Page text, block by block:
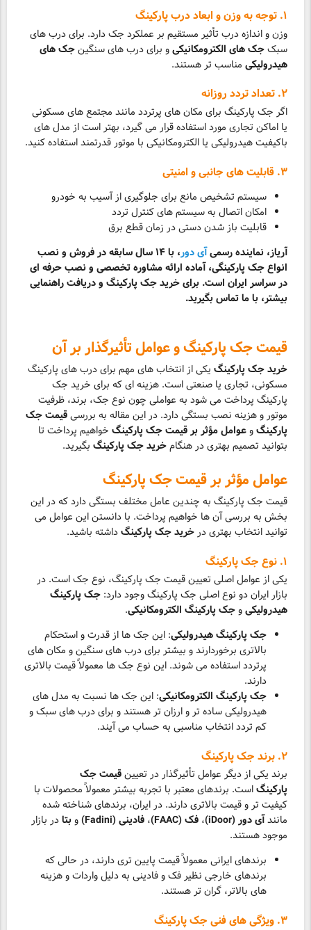
۱. توجه به وزن و ابعاد درب پارکینگ
وزن و اندازه درب تأثیر مستقیم بر عملکرد جک دارد. برای درب های
سبکجک های الکترومکانیکیو برای درب های سنگینجک های
هیدرولیکی مناسب تر هستند.
۲. تعداد تردد روزانه
اگر جک پارکینگ برای مکان های پرتردد مانند مجتمع های مسکونی
یا اماکن تجاری مورد استفاده قرار می گیرد، بهتر است از مدل های
باکیفیت هیدرولیکی یا الکترومکانیکی با موتور قدرتمند استفاده کنید.
۳. قابلیت های جانبی و امنیتی
سیستم تشخیص مانع برای جلوگیری از آسیب به خودرو
امکان اتصال به سیستم های کنترل تردد
قابلیت باز شدن دستی در زمان قطع برق
آریاز، نماینده رسمیآی دور
، با ۱۴ سال سابقه در فروش و نصب
انواع جک پارکینگی، آماده ارائه مشاوره تخصصی و نصب حرفه ای
در سراسر ایران است. برای خرید جک پارکینگ و دریافت راهنمایی
بیشتر، با ما تماس بگیرید.
قیمت جک پارکینگ و عوامل تأثیرگذار بر آن
خرید جک پارکینگ یکی از انتخاب های مهم برای درب های پارکینگ
مسکونی، تجاری یا صنعتی است. هزینه ای که برای خرید جک
پارکینگ پرداخت می شود به عواملی چون نوع جک، برند، ظرفیت
موتور و هزینه نصب بستگی دارد. در این مقاله به بررسیقیمت جک
پارکینگوعوامل مؤثر بر قیمت جک پارکینگ خواهیم پرداخت تا
بتوانید تصمیم بهتری در هنگامخرید جک پارکینگ بگیرید.
عوامل مؤثر بر قیمت جک پارکینگ
قیمت جک پارکینگ به چندین عامل مختلف بستگی دارد که در این
بخش به بررسی آن ها خواهیم پرداخت. با دانستن این عوامل می
توانید انتخاب بهتری درخرید جک پارکینگداشته باشید.
۱. نوع جک پارکینگ
یکی از عوامل اصلی تعیین قیمت جک پارکینگ، نوع جک است. در
بازار ایران دو نوع اصلی جک پارکینگ وجود دارد: جک پارکینگ
هیدرولیکیوجک پارکینگ الکترومکانیکی.
جک پارکینگ هیدرولیکی: این جک ها از قدرت و استحکام
بالاتری برخوردارند و بیشتر برای درب های سنگین و مکان های
پرتردد استفاده می شوند. این نوع جک ها معمولاً قیمت بالاتری
دارند.
جک پارکینگ الکترومکانیکی: این جک ها نسبت به مدل های
هیدرولیکی ساده تر و ارزان تر هستند و برای درب های سبک و
کم تردد انتخاب مناسبی به حساب می آیند.
۲. برند جک پارکینگ
برند یکی از دیگر عوامل تأثیرگذار در تعیینقیمت جک
پارکینگاست. برندهای معتبر با تجربه بیشتر معمولاً محصولات با
کیفیت تر و قیمت بالاتری دارند. در ایران، برندهای شناخته شده
مانندآی دور (iDoor) ، فک (FAAC) ، فادینی (Fadini) وبتادر بازار
موجود هستند.
برندهای ایرانی معمولاً قیمت پایین تری دارند، در حالی که
برندهای خارجی نظیر فک و فادینی به دلیل واردات و هزینه
های بالاتر، گران تر هستند.
۳. ویژگی های فنی جک پارکینگ